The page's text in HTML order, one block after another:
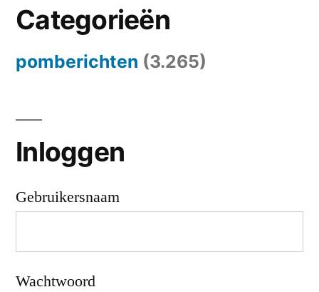
Categorieën
pomberichten (3.265)
Inloggen
Gebruikersnaam
Wachtwoord